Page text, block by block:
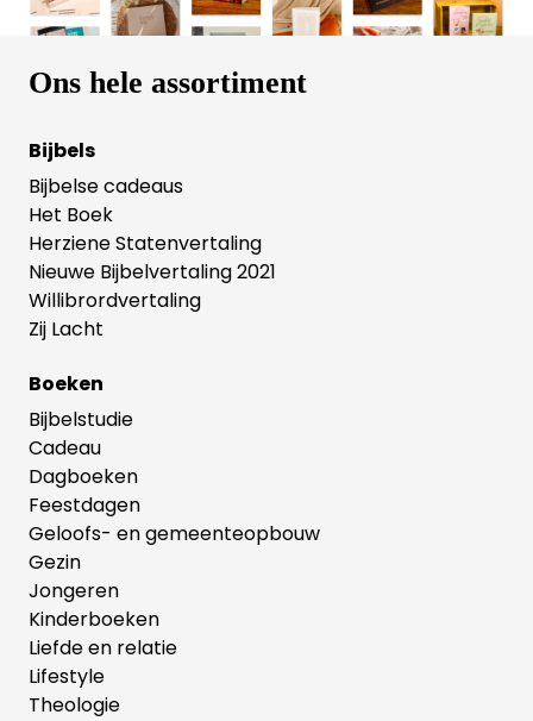
een gemeente is met meer van de andere
component leidt tot een krachtige, aantrekkelijke
Ons hele assortiment
Bijbels
Bijbelse cadeaus
Het Boek
Herziene Statenvertaling
Nieuwe Bijbelvertaling 2021
Willibrordvertaling
Zij Lacht
Boeken
Bijbelstudie
Cadeau
Dagboeken
Feestdagen
Geloofs- en gemeenteopbouw
Gezin
Jongeren
Kinderboeken
Liefde en relatie
Lifestyle
Theologie